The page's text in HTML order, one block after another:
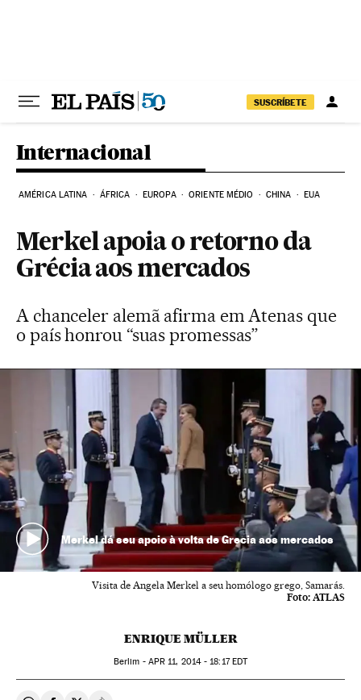
SUSCRÍBETE
Internacional
AMÉRICA LATINA ÁFRICA EUROPA ORIENTE MÉDIO CHINA EUA
Merkel apoia o retorno da
Grécia aos mercados
A chanceler alemã afirma em Atenas que
o país honrou “suas promessas”
Merkel dá seu apoio à volta de Grecia aos mercados
Visita de Angela Merkel a seu homólogo grego, Samarás.
Foto: ATLAS
ENRIQUE MÜLLER
Berlim - APR 11, 2014 - 18:17EDT